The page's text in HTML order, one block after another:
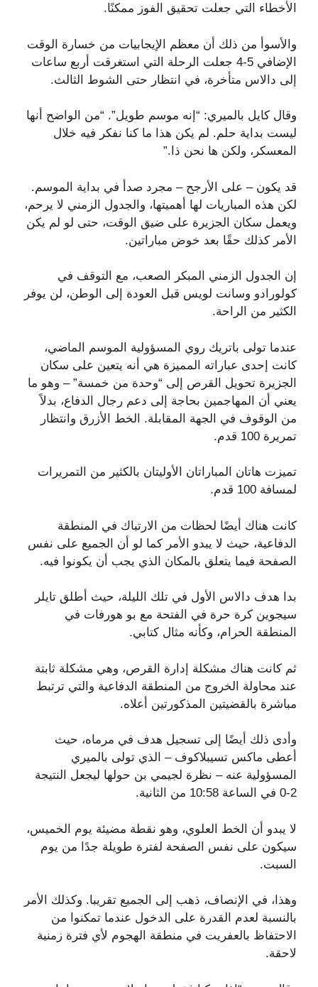
الأخطاء التي جعلت تحقيق الفوز ممكنًا.
والأسوأ من ذلك أن معظم الإيجابيات من خسارة الوقت
الإضافي 5-4 جعلت الرحلة التي استغرقت أربع ساعات
إلى دالاس متأخرة، في انتظار حتى الشوط الثالث.
وقال كايل بالميري: “إنه موسم طويل”. “من الواضح أنها
ليست بداية حلم. لم يكن هذا ما كنا نفكر فيه خلال
المعسكر، ولكن ها نحن ذا.”
قد يكون – على الأرجح – مجرد صدأ في بداية الموسم.
لكن هذه المباريات لها أهميتها، والجدول الزمني لا يرحم،
ويعمل سكان الجزيرة على ضيق الوقت، حتى لو لم يكن
الأمر كذلك حقًا بعد خوض مباراتين.
إن الجدول الزمني المبكر الصعب، مع التوقف في
كولورادو وسانت لويس قبل العودة إلى الوطن، لن يوفر
الكثير من الراحة.
عندما تولى باتريك روي المسؤولية الموسم الماضي،
كانت إحدى عباراته المميزة هي أنه يتعين على سكان
الجزيرة تحويل القرص إلى “وحدة من خمسة” – وهو ما
يعني أن المهاجمين بحاجة إلى دعم رجال الدفاع، بدلاً
من الوقوف في الجهة المقابلة. الخط الأزرق وانتظار
تمريرة 100 قدم.
تميزت هاتان المباراتان الأوليتان بالكثير من التمريرات
لمسافة 100 قدم.
كانت هناك أيضًا لحظات من الارتباك في المنطقة
الدفاعية، حيث لا يبدو الأمر كما لو أن الجميع على نفس
الصفحة فيما يتعلق بالمكان الذي يجب أن يكونوا فيه.
بدا هدف دالاس الأول في تلك الليلة، حيث أطلق تايلر
سيجوين كرة حرة في الفتحة مع بو هورفات في
المنطقة الحرام، وكأنه مثال كتابي.
ثم كانت هناك مشكلة إدارة القرص، وهي مشكلة ثابتة
عند محاولة الخروج من المنطقة الدفاعية والتي ترتبط
مباشرة بالقضيتين المذكورتين أعلاه.
وأدى ذلك أيضًا إلى تسجيل هدف في مرماه، حيث
أعطى ماكس تسيبلاكوف – الذي تولى بالميري
المسؤولية عنه – نظرة لجيمي بن حولها ليجعل النتيجة
2-0 في الساعة 10:58 من الثانية.
لا يبدو أن الخط العلوي، وهو نقطة مضيئة يوم الخميس،
سيكون على نفس الصفحة لفترة طويلة جدًا من يوم
السبت.
وهذا، في الإنصاف، ذهب إلى الجميع تقريبا. وكذلك الأمر
بالنسبة لعدم القدرة على الدخول عندما تمكنوا من
الاحتفاظ بالعفريت في منطقة الهجوم لأي فترة زمنية
لاحقة.